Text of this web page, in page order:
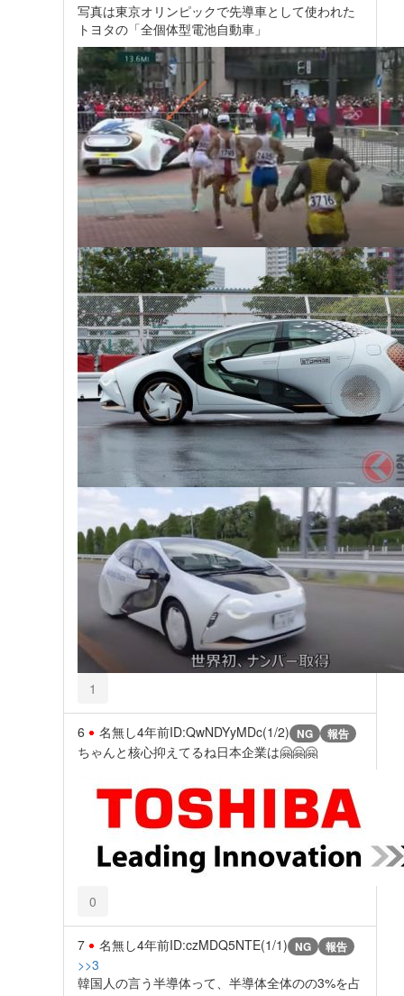
写真は東京オリンピックで先導車として使われた
トヨタの「全個体型電池自動車」
1
6 名無し4年前ID:QwNDYyMDc(1/2) NG 報告
ちゃんと核心抑えてるね日本企業は🤗🤗🤗
0
7 名無し4年前ID:czMDQ5NTE(1/1) NG 報告
>>3
韓国人の言う半導体って、半導体全体のの3%を占